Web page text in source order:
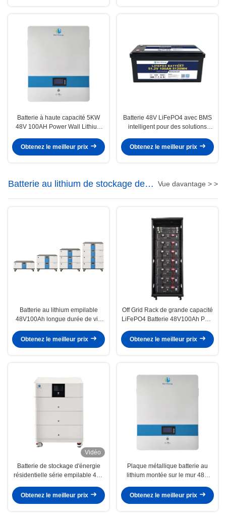
Batterie à haute capacité 5KW
48V 100AH Power Wall Lithium
nominale Bluetooth en option
Obtenez le meilleur prix
Batterie 48V LiFePO4 avec BMS
intelligent pour des solutions
l'environnement
Obtenez le meilleur prix
Batterie au lithium de stockage de
l'énergie
Vue davantage > >
Batterie au lithium empilable
48V100Ah longue durée de vie
d'énergie à domicile
Obtenez le meilleur prix
Off Grid Rack de grande capacité
LiFePO4 Batterie 48V100Ah Pour
Obtenez le meilleur prix
Vidéo
Batterie de stockage d'énergie
résidentielle série empilable 48V
Obtenez le meilleur prix
Plaque métallique batterie au
lithium montée sur le mur 48V
à domicile
Obtenez le meilleur prix